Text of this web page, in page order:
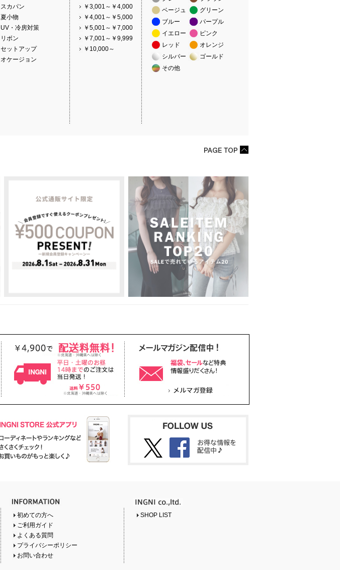
スカパン
夏小物
UV・冷房対策
リボン
セットアップ
オケージョン
￥3,001～￥4,000
￥4,001～￥5,000
￥5,001～￥7,000
￥7,001～￥9,999
￥10,000～
ベージュ
グリーン
ブルー
パープル
イエロー
ピンク
レッド
オレンジ
シルバー
ゴールド
その他
初めての方へ
ご利用ガイド
よくある質問
プライバシーポリシー
お問い合わせ
SHOP LIST